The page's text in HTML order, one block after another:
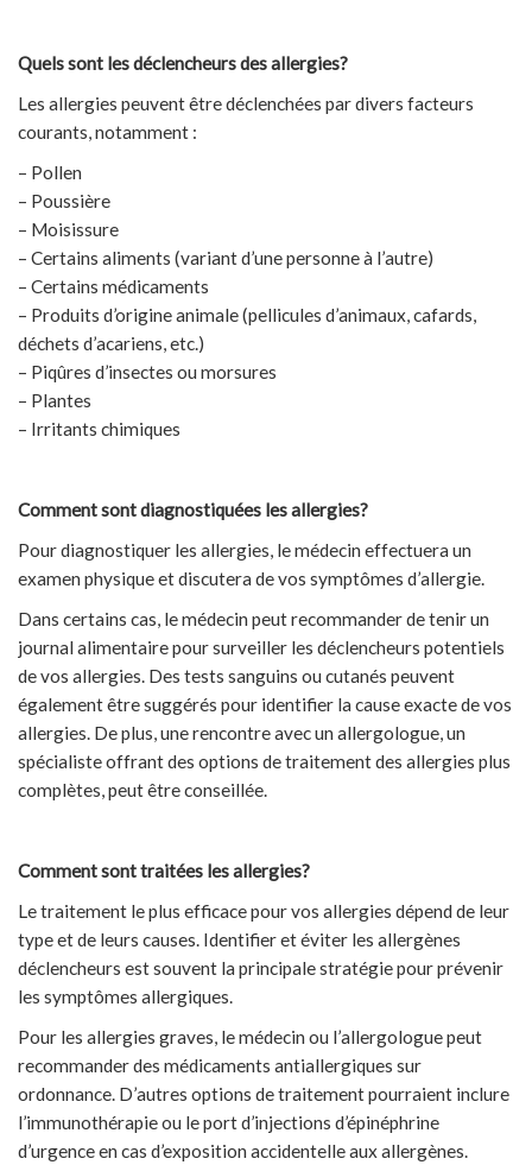
Quels sont les déclencheurs des allergies?
Les allergies peuvent être déclenchées par divers facteurs
courants, notamment :
– Pollen
– Poussière
– Moisissure
– Certains aliments (variant d’une personne à l’autre)
– Certains médicaments
– Produits d’origine animale (pellicules d’animaux, cafards,
déchets d’acariens, etc.)
– Piqûres d’insectes ou morsures
– Plantes
– Irritants chimiques
Comment sont diagnostiquées les allergies?
Pour diagnostiquer les allergies, le médecin effectuera un
examen physique et discutera de vos symptômes d’allergie.
Dans certains cas, le médecin peut recommander de tenir un
journal alimentaire pour surveiller les déclencheurs potentiels
de vos allergies. Des tests sanguins ou cutanés peuvent
également être suggérés pour identifier la cause exacte de vos
allergies. De plus, une rencontre avec un allergologue, un
spécialiste offrant des options de traitement des allergies plus
complètes, peut être conseillée.
Comment sont traitées les allergies?
Le traitement le plus efficace pour vos allergies dépend de leur
type et de leurs causes. Identifier et éviter les allergènes
déclencheurs est souvent la principale stratégie pour prévenir
les symptômes allergiques.
Pour les allergies graves, le médecin ou l’allergologue peut
recommander des médicaments antiallergiques sur
ordonnance. D’autres options de traitement pourraient inclure
l’immunothérapie ou le port d’injections d’épinéphrine
d’urgence en cas d’exposition accidentelle aux allergènes.